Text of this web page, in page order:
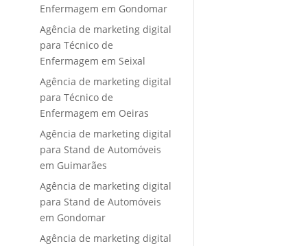
Enfermagem em Gondomar
Agência de marketing digital
para Técnico de
Enfermagem em Seixal
Agência de marketing digital
para Técnico de
Enfermagem em Oeiras
Agência de marketing digital
para Stand de Automóveis
em Guimarães
Agência de marketing digital
para Stand de Automóveis
em Gondomar
Agência de marketing digital